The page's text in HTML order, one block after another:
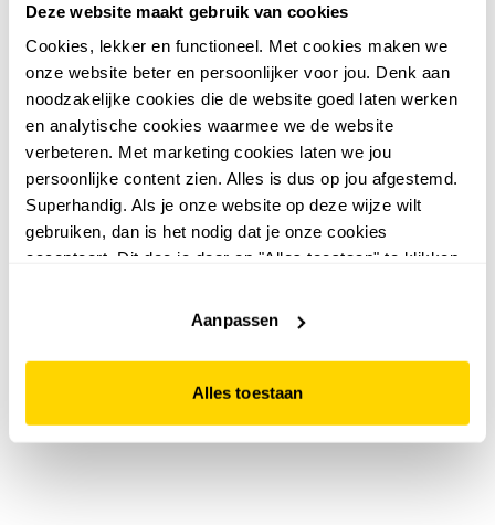
Deze website maakt gebruik van cookies
Cookies, lekker en functioneel. Met cookies maken we
onze website beter en persoonlijker voor jou. Denk aan
noodzakelijke cookies die de website goed laten werken
en analytische cookies waarmee we de website
verbeteren. Met marketing cookies laten we jou
persoonlijke content zien. Alles is dus op jou afgestemd.
Superhandig. Als je onze website op deze wijze wilt
gebruiken, dan is het nodig dat je onze cookies
accepteert. Dit doe je door op "Alles toestaan" te klikken.
website niet optimaal functioneert.
Aanpassen
Alles toestaan